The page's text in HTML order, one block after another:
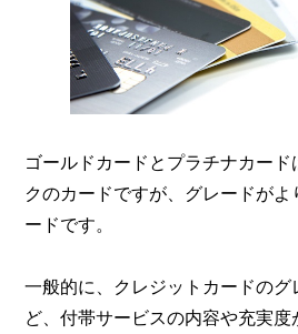
ゴールドカードとプラチナカー
クのカードですが、グレードがよ
ードです。
一般的に、クレジットカードのグ
ど、付帯サービスの内容や充実度